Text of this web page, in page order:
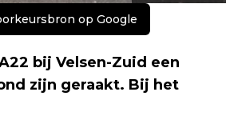
op Google
bij Velsen-Zuid een
zijn geraakt. Bij het